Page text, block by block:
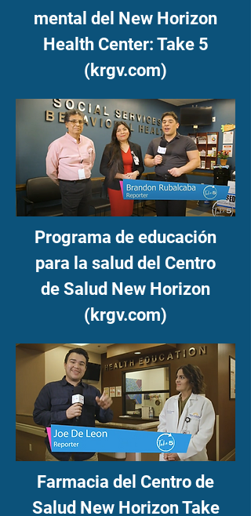
mental del New Horizon
Health Center: Take 5
(krgv.com)
Programa de educación
para la salud del Centro
de Salud New Horizon
(krgv.com)
Farmacia del Centro de
Salud New Horizon Take